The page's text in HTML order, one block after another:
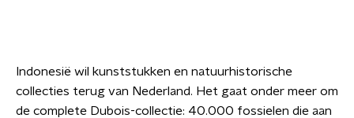
Indonesië wil kunststukken en natuurhistorische
collecties terug van Nederland. Het gaat onder meer om
de complete Dubois-collectie: 40.000 fossielen die aan